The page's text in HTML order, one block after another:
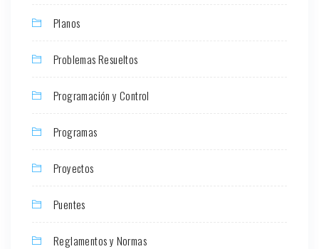
Planos
Problemas Resueltos
Programación y Control
Programas
Proyectos
Puentes
Reglamentos y Normas